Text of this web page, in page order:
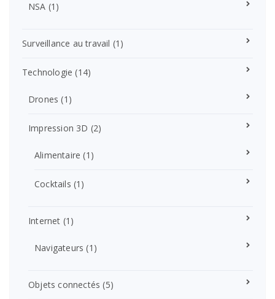
NSA (1)
Surveillance au travail (1)
Technologie (14)
Drones (1)
Impression 3D (2)
Alimentaire (1)
Cocktails (1)
Internet (1)
Navigateurs (1)
Objets connectés (5)